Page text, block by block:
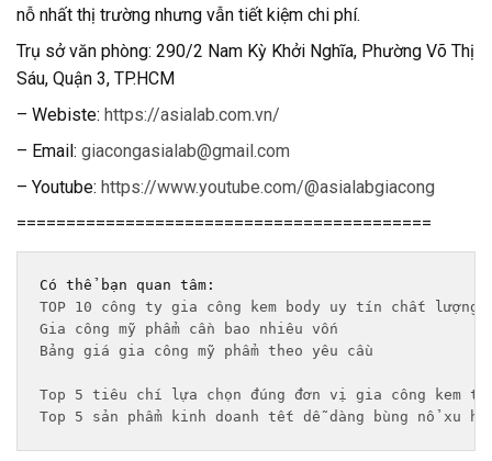
nỗ nhất thị trường nhưng vẫn tiết kiệm chi phí.
Trụ sở văn phòng: 290/2 Nam Kỳ Khởi Nghĩa, Phường Võ Thị
Sáu, Quận 3, TP.HCM
– Webiste: https://asialab.com.vn/
– Email: giacongasialab@gmail.com
– Youtube: https://www.youtube.com/@asialabgiacong
==========================================
TOP 10 công ty gia công kem body uy tín chất lượng
Gia công mỹ phẩm cần bao nhiêu vốn
Bảng giá gia công mỹ phẩm theo yêu cầu
Top 5 tiêu chí lựa chọn đúng đơn vị gia công kem
Top 5 sản phẩm kinh doanh tết dễ dàng bùng nổ xu